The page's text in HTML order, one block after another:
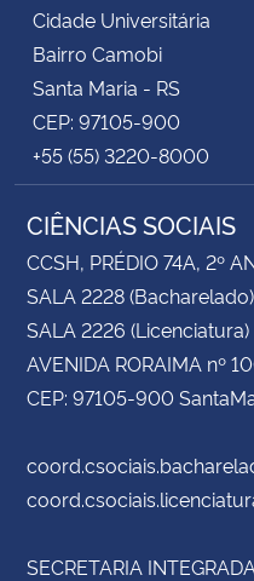
Cidade Universitária
Bairro Camobi
Santa Maria - RS
CEP: 97105-900
+55 (55) 3220-8000
CIÊNCIAS SOCIAIS
CCSH, PRÉDIO 74A, 2º
SALA 2228 (Bacharelado)
SALA 2226 (Licenciatura)
AVENIDA RORAIMA nº
CEP: 97105-900
SECRETARIA